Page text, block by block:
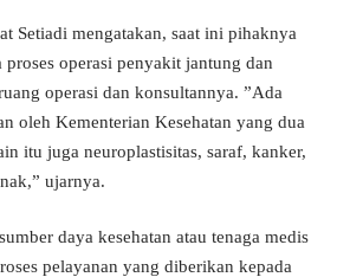
Setiadi mengatakan, saat ini pihaknya
operasi penyakit jantung dan
operasi dan konsultannya. ”Ada
oleh Kementerian Kesehatan yang dua
itu juga neuroplastisitas, saraf, kanker,
ujarnya.
daya kesehatan atau tenaga medis
pelayanan yang diberikan kepada